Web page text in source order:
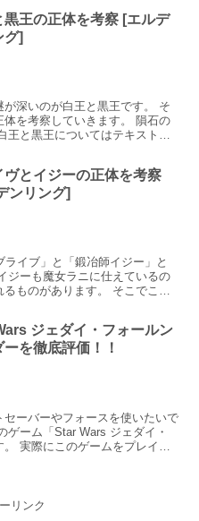
争の背景について考察していま
黒王の正体を考察 [エルデ
グ]
深いのが白王と黒王です。 そ
を考察していきます。 隕石の
王と黒王についてはテキストが
ヴとイジーの正体を考察
ンリング]
イブ」と「鍛冶師イジー」と
ジーも魔女ラニに仕えているの
ものがあります。 そこでこの
ジェダイ・フォールン
ーを徹底評価！！
ーバーやフォースを使いたいで
ゲーム「Star Wars ジェダイ・
実際にこのゲームをプレイし
リンク